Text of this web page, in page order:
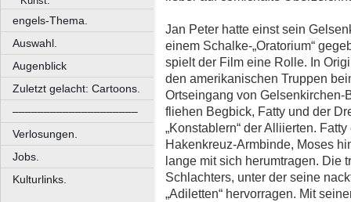
engels-Thema.
Auswahl.
Augenblick
Zuletzt gelacht: Cartoons.
––––––––––––––––––––
Verlosungen.
Jobs.
Kulturlinks.
Jan Peter hatte einst sein
einem Schalke-„Oratorium“
spielt der Film eine Rolle. In
den amerikanischen Truppen
Ortseingang von Gelsenkirchen-
fliehen Begbick, Fatty und der
„Konstablern“ der Alliierten.
Hakenkreuz-Armbinde, Moses
lange mit sich herumtragen. Die
Schlachters, unter der seine
„Adiletten“ hervorragen. Mit